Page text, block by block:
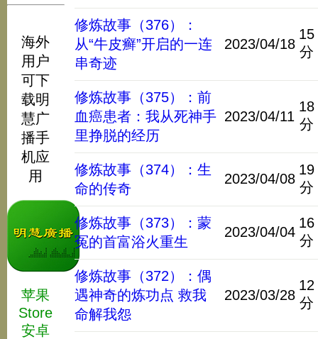
海外
用户
可下
载明
慧广
播手
机应
用
苹果
Store
安卓
修炼故事（376）：
从“牛皮癣”开启的一连
串奇迹
2023/04/18
15
分
修炼故事（375）：前
血癌患者：我从死神手
里挣脱的经历
2023/04/11
18
分
修炼故事（374）：生
命的传奇
2023/04/08
19
分
修炼故事（373）：蒙
冤的首富浴火重生
2023/04/04
16
分
修炼故事（372）：偶
遇神奇的炼功点 救我
命解我怨
2023/03/28
12
分